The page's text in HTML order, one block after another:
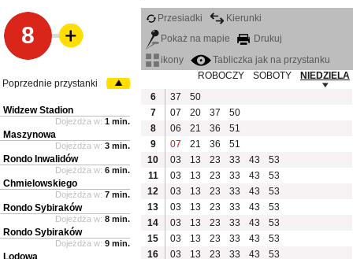
8
Przesiadki
Kierunki
Pokaż na mapie
Drukuj
ikony
Tabliczka jak na przystanku
ROBOCZY
SOBOTY
NIEDZIELA
6
37
50
7
07 20 37
50
8
06 21 36
51
9
07 21 36
51
10
03 13 23 33 43
53
11
03 13 23 33 43
53
12
03 13 23 33 43
53
13
03 13 23 33 43
53
14
03 13 23 33 43
53
15
03 13 23 33 43
53
16
03 13 23 33 43 53
Poprzednie przystanki
Widzew Stadion
Dojeżdża w: 1 min.
Maszynowa
Dojeżdża w: 3 min.
Rondo Inwalidów
Dojeżdża w: 6 min.
Chmielowskiego
Dojeżdża w: 7 min.
Rondo Sybiraków
Dojeżdża w: 8 min.
Rondo Sybiraków
Dojeżdża w: 9 min.
Lodowa